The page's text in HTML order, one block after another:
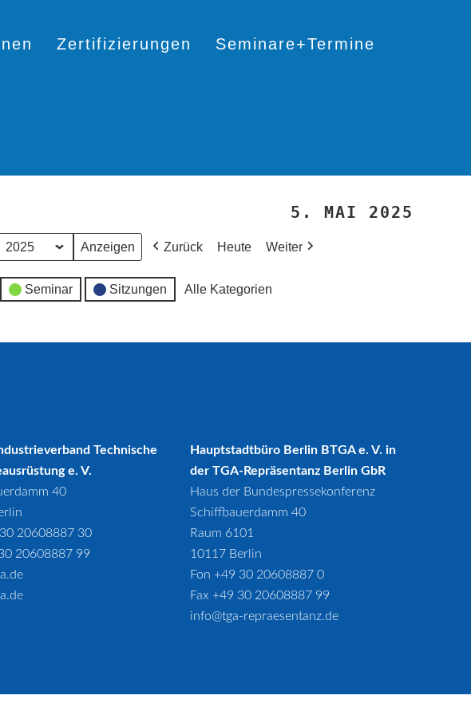
Zertifizierungen Seminare+Termine
5. MAI 2025
Zurück Heute Weiter
Seminar Sitzungen Alle Kategorien
Technische
e. V.
40
20608887 30
20608887 99
Hauptstadtbüro Berlin BTGA e. V. in
der TGA-Repräsentanz Berlin GbR
Haus der Bundespressekonferenz
Schiffbauerdamm 40
Raum 6101
10117 Berlin
Fon +49 30 20608887 0
Fax +49 30 20608887 99
info@tga-repraesentanz.de